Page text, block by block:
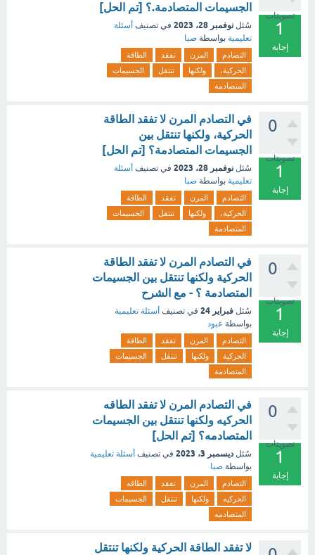
تصويتات
1
إجابة
الجسيمات المتصادمة.؟ [تم الحل]
سُئل نوفمبر 28، 2023 في تصنيف أسئلة
تعليمية بواسطة صبا
التصادم المرن تفقد
الطاقة
الحركية،
ولكنها تنتقل
الجسيمات
المتصادمة
0
تصويتات
1
إجابة
في التصادم المرن لا تفقد الطاقة
الحركية، ولكنها تنتقل بين
الجسيمات المتصادمة؟ [تم الحل]
سُئل نوفمبر 28، 2023 في تصنيف أسئلة
تعليمية بواسطة صبا
التصادم المرن تفقد
الطاقة
الحركية،
ولكنها تنتقل
الجسيمات
المتصادمة
0
تصويتات
1
إجابة
في التصادم المرن لا تفقد الطاقة
الحركية ولكنها تنتقل بين الجسيمات
المتصادمة ؟ - مع الشرح
سُئل فبراير 24 في تصنيف أسئلة تعليمية
بواسطة عبود
التصادم المرن تفقد
الطاقة
الحركية
ولكنها تنتقل
الجسيمات
المتصادمة
0
تصويتات
1
إجابة
في التصادم المرن لا تفقد الطاقه
الحركيه ولكنها تنتقل بين الجسيمات
المتصادمه؟ [تم الحل]
سُئل ديسمبر 3، 2023 في تصنيف أسئلة تعليمية
بواسطة صبا
التصادم المرن تفقد
الطاقه
الحركيه
ولكنها تنتقل
الجسيمات
المتصادمه
لا تفقد الطاقة الحركية ولكنها تنتقل